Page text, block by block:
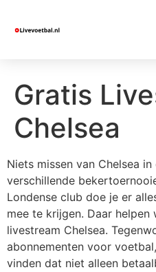
Gratis
Chelsea
Niets missen van Chelsea
verschillende
Londense club doe je er
mee te krijgen. Daar
livestream Chelsea.
abonnementen voor
vinden dat niet alleen